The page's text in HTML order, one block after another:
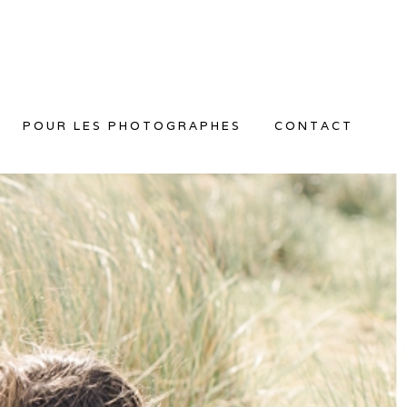
POUR LES PHOTOGRAPHES CONTACT